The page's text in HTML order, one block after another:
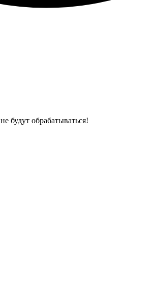
не будут обрабатываться!